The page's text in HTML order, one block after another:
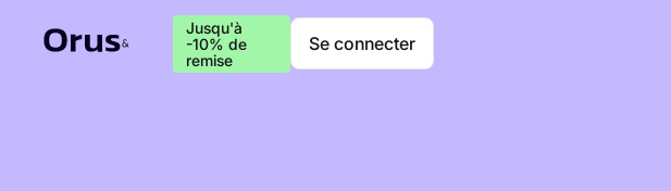
Jusqu'à
-10% de
remise
Se connecter